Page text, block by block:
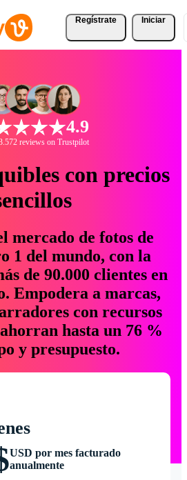
Regístrate Iniciar
4.9
reviews on Trustpilot
con precios
mercado de fotos de
1 del mundo, con la
de 90.000 clientes en
Empodera a marcas,
con recursos
hasta un 76 %
y presupuesto.
USD por mes facturado
anualmente